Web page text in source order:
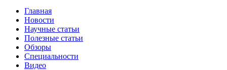
Главная
Новости
Научные статьи
Полезные статьи
Обзоры
Специальности
Видео